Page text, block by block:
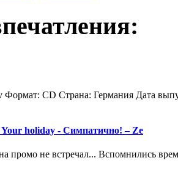
CD Страна: Германия Дата
holiday - Симпатично! – Ze
промо не встречал... Вспомнились